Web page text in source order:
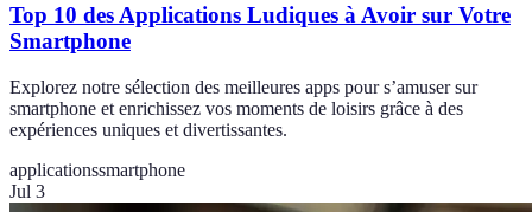
Top 10 des Applications Ludiques à Avoir sur Votre
Smartphone
Explorez notre sélection des meilleures apps pour s’amuser sur
smartphone et enrichissez vos moments de loisirs grâce à des
expériences uniques et divertissantes.
applicationssmartphone
Jul 3